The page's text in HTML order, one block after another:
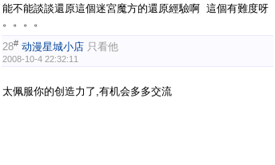
能不能談談還原這個迷宮魔方的還原經驗啊 這個有難度呀
。。。。
28# 动漫星城小店 只看他
2008-10-4 22:32:11
太佩服你的创造力了,有机会多多交流